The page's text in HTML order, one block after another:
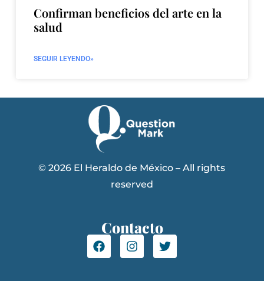
Confirman beneficios del arte en la
salud
SEGUIR LEYENDO»
© 2026 El Heraldo de México – All rights
reserved
Contacto